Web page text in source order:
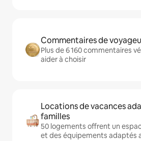
Commentaires de
Plus de 6 160 commentaires
aider à choisir
Locations de vacances
familles
50 logements offrent un
et des équipements adaptés